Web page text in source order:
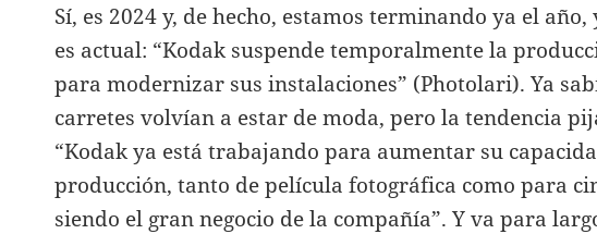
Sí, es 2024 y, de hecho, estamos terminando ya el
es actual: “Kodak suspende temporalmente la
para modernizar sus instalaciones” (Photolari). Ya
carretes volvían a estar de moda, pero la tendencia
“Kodak ya está trabajando para aumentar su
producción, tanto de película fotográfica como para
siendo el gran negocio de la compañía”. Y va para